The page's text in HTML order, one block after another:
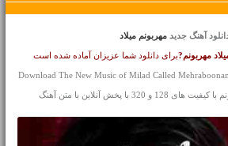
آهنگ جدید مهربونم میلاد
مهربونم?برای دانلود شما عزیزان آماده شده است
Download The New Music of Milad Called
320 با پخش آنلاین با متن آهنگ